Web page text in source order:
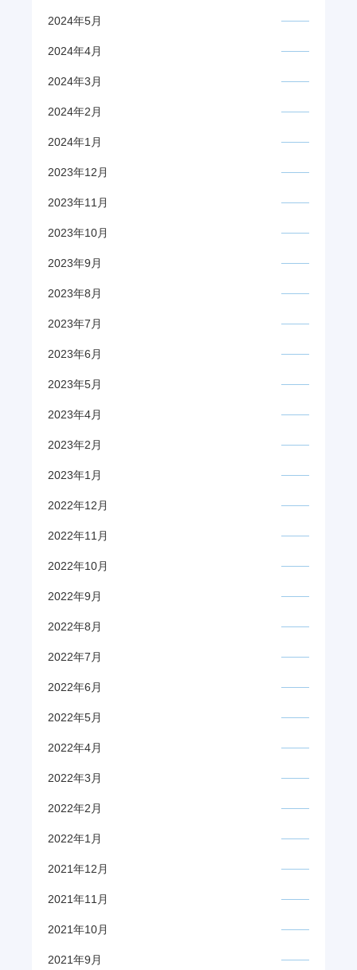
2024年5月
2024年4月
2024年3月
2024年2月
2024年1月
2023年12月
2023年11月
2023年10月
2023年9月
2023年8月
2023年7月
2023年6月
2023年5月
2023年4月
2023年2月
2023年1月
2022年12月
2022年11月
2022年10月
2022年9月
2022年8月
2022年7月
2022年6月
2022年5月
2022年4月
2022年3月
2022年2月
2022年1月
2021年12月
2021年11月
2021年10月
2021年9月